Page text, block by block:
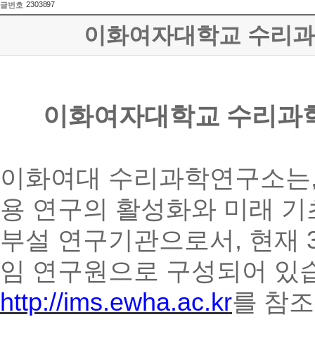
글번호 2303897
이화여자대학교 수리
이화여자대학교 수리과
이화여대 수리과학연구소
용 연구의 활성화와 미래
부설 연구기관으로서, 현재
임 연구원으로 구성되어 있
http://ims.ewha.ac.kr를 참